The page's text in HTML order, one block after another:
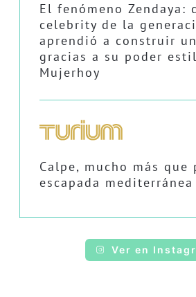
El fenómeno Zendaya:
celebrity de la
aprendió a construir
gracias a su poder
Mujerhoy
Calpe, mucho más que
escapada
Ver en